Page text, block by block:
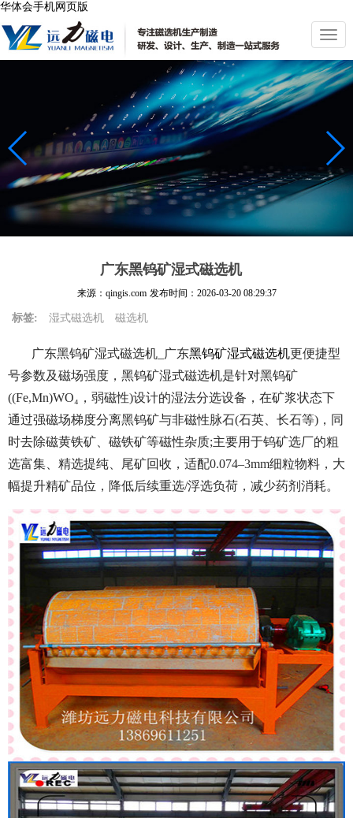
华体会手机网页版
切
换
导
航
广东黑钨矿湿式磁选机
来源：qingis.com 发布时间： 2026-03-20 08:29:37
标签: 湿式磁选机 磁选机
广东黑钨矿湿式磁选机_广东黑钨矿湿式磁选机更便捷型
号参数及磁场强度，黑钨矿湿式磁选机是针对黑钨矿
((Fe,Mn)WO₄，弱磁性)设计的湿法分选设备，在矿浆状态下
通过强磁场梯度分离黑钨矿与非磁性脉石(石英、长石等)，同
时去除磁黄铁矿、磁铁矿等磁性杂质;主要用于钨矿选厂的粗
选富集、精选提纯、尾矿回收，适配0.074–3mm细粒物料，大
幅提升精矿品位，降低后续重选/浮选负荷，减少药剂消耗。